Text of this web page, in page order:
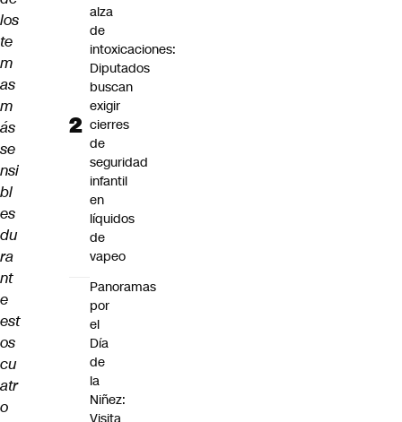
los
te
m
as
m
ás
se
nsi
bl
es
du
ra
nt
e
est
os
cu
atr
o
alza
de
intoxicaciones:
Diputados
buscan
exigir
cierres
de
seguridad
infantil
en
líquidos
de
vapeo
Panoramas
por
el
Día
de
la
Niñez:
Visita